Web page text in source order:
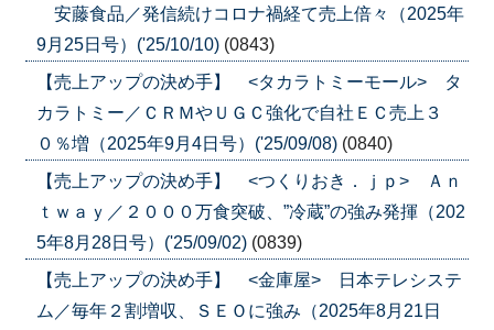
安藤食品／発信続けコロナ禍経て売上倍々（2025年
9月25日号）('25/10/10) (0843)
【売上アップの決め手】 <タカラトミーモール> タ
カラトミー／ＣＲＭやＵＧＣ強化で自社ＥＣ売上３
０％増（2025年9月4日号）('25/09/08) (0840)
【売上アップの決め手】 <つくりおき．ｊｐ> Ａｎ
ｔｗａｙ／２０００万食突破、”冷蔵”の強み発揮（202
5年8月28日号）('25/09/02) (0839)
【売上アップの決め手】 <金庫屋> 日本テレシステ
ム／毎年２割増収、ＳＥＯに強み（2025年8月21日